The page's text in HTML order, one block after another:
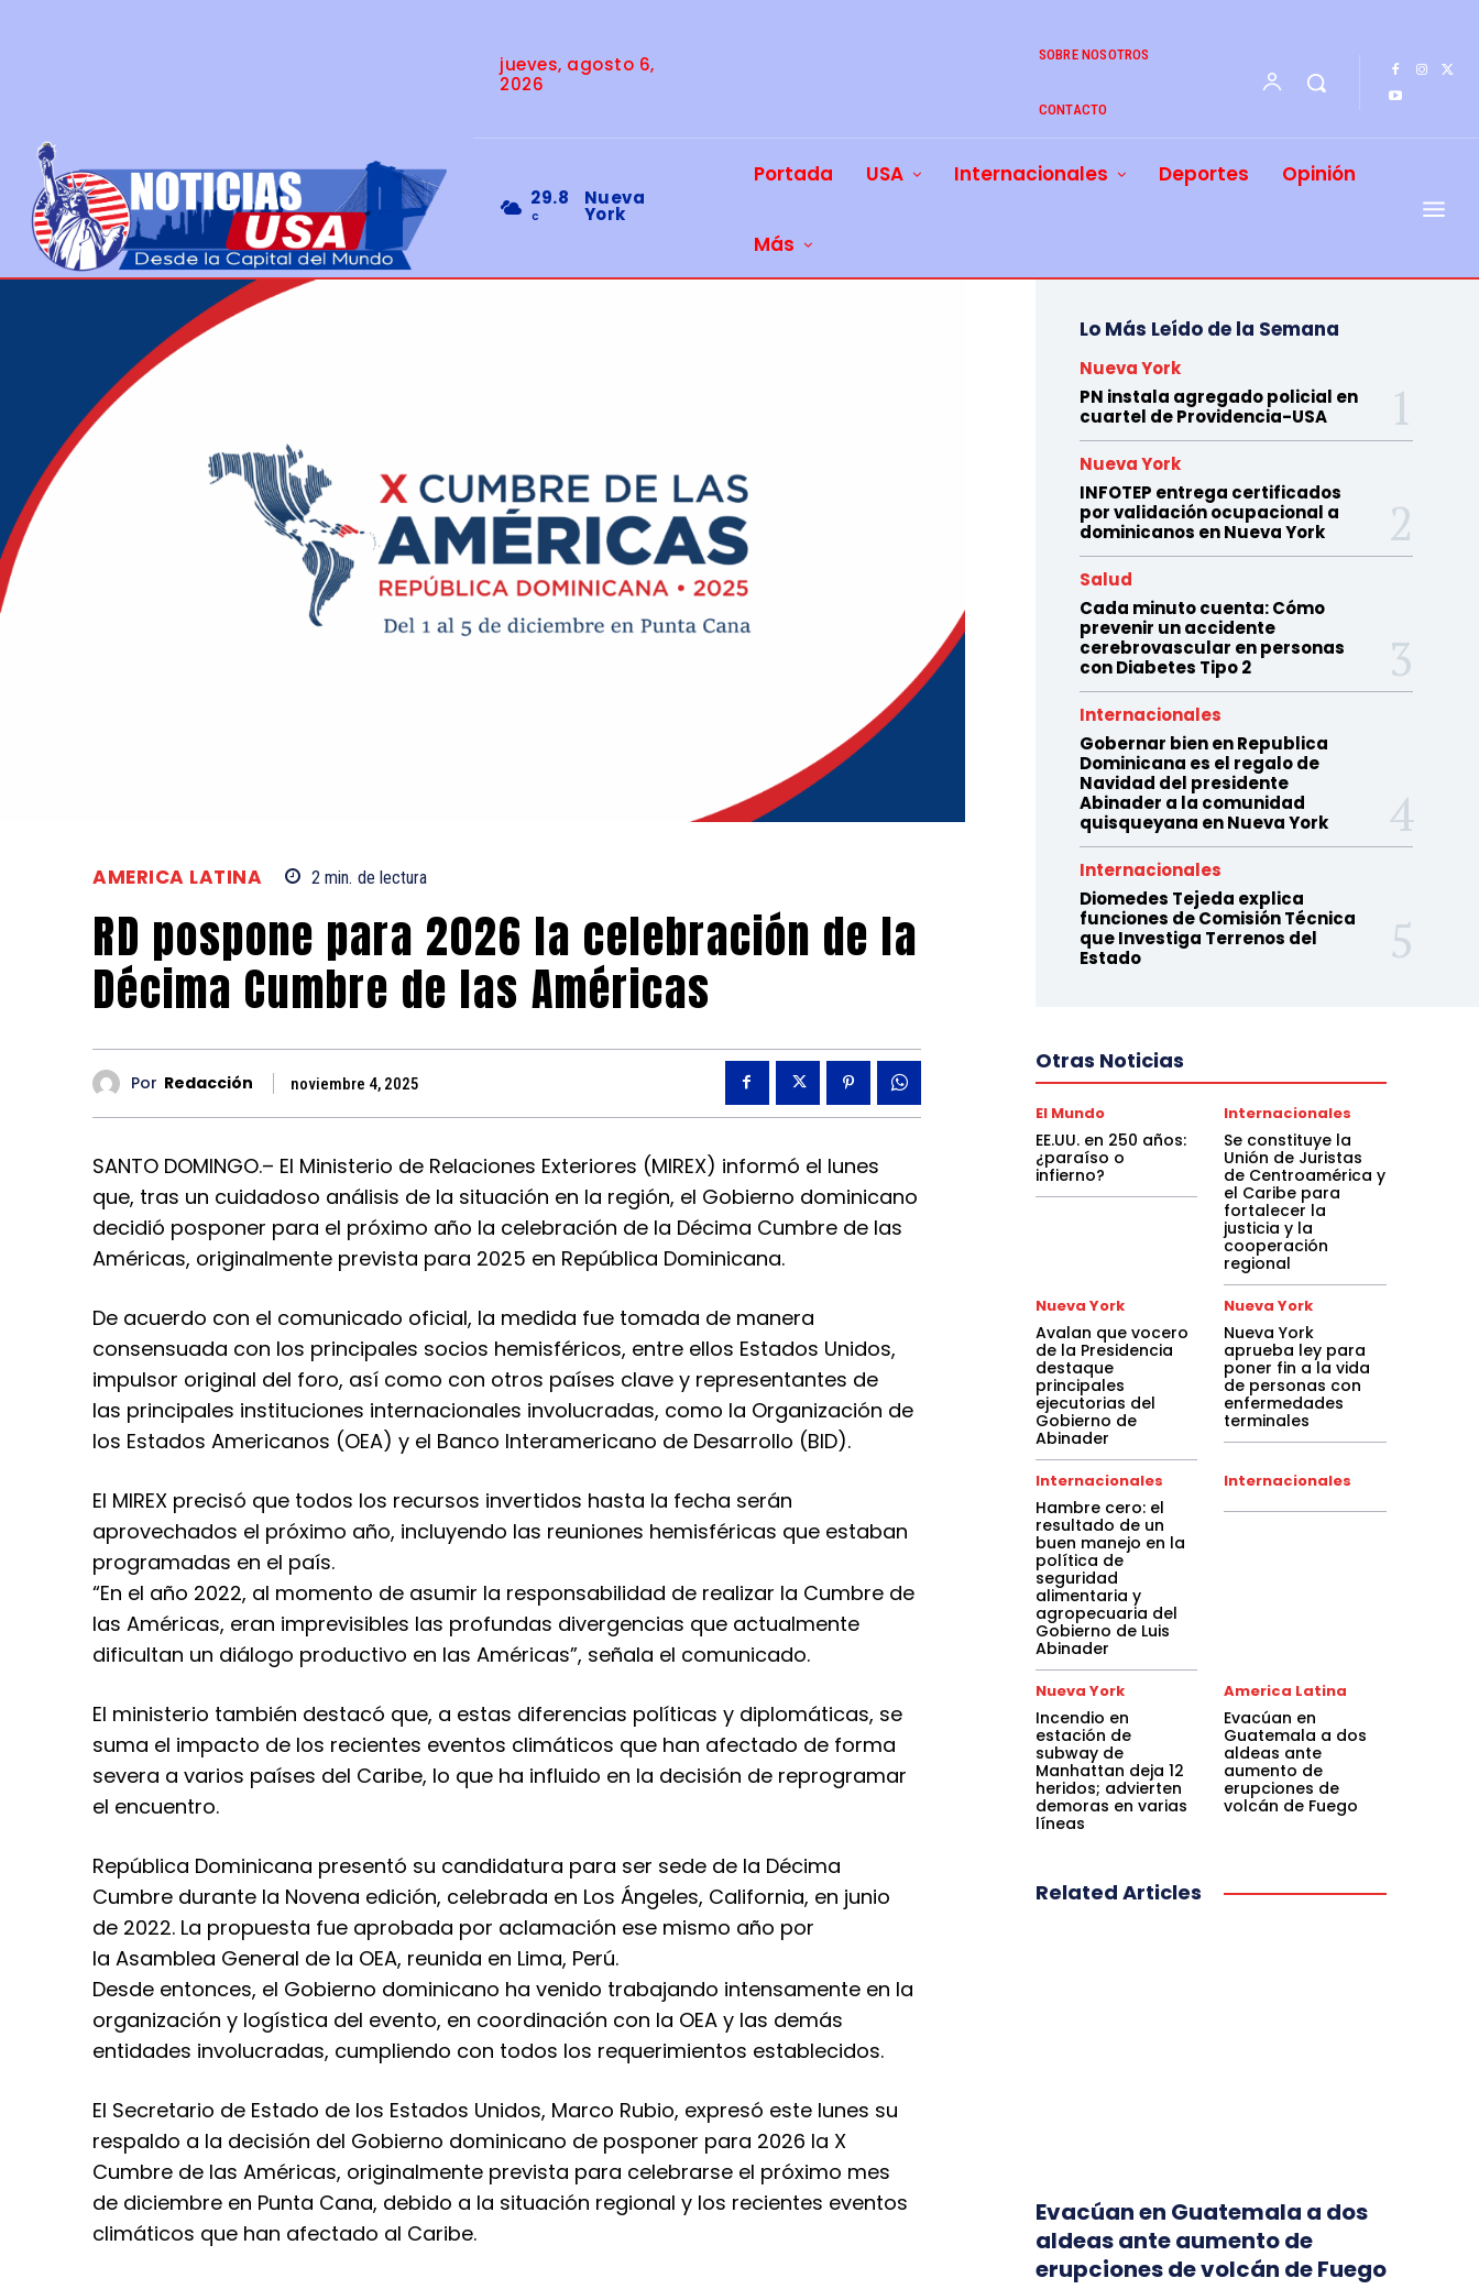
jueves, agosto 6,
2026
SOBRE NOSOTROS
CONTACTO
29.8
C
Nueva
York
Portada USA Internacionales Deportes Opinión
Más
AMERICA LATINA 2 min. de lectura
RD pospone para 2026 la celebración de la
Décima Cumbre de las Américas
Por Redacción noviembre 4, 2025
SANTO DOMINGO.– El Ministerio de Relaciones Exteriores (MIREX) informó el lunes
que, tras un cuidadoso análisis de la situación en la región, el Gobierno dominicano
decidió posponer para el próximo año la celebración de la Décima Cumbre de las
Américas, originalmente prevista para 2025 en República Dominicana.
De acuerdo con el comunicado oficial, la medida fue tomada de manera
consensuada con los principales socios hemisféricos, entre ellos Estados Unidos,
impulsor original del foro, así como con otros países clave y representantes de
las principales instituciones internacionales involucradas, como la Organización de
los Estados Americanos (OEA) y el Banco Interamericano de Desarrollo (BID).
El MIREX precisó que todos los recursos invertidos hasta la fecha serán
aprovechados el próximo año, incluyendo las reuniones hemisféricas que estaban
programadas en el país.
“En el año 2022, al momento de asumir la responsabilidad de realizar la Cumbre de
las Américas, eran imprevisibles las profundas divergencias que actualmente
dificultan un diálogo productivo en las Américas”, señala el comunicado.
El ministerio también destacó que, a estas diferencias políticas y diplomáticas, se
suma el impacto de los recientes eventos climáticos que han afectado de forma
severa a varios países del Caribe, lo que ha influido en la decisión de reprogramar
el encuentro.
República Dominicana presentó su candidatura para ser sede de la Décima
Cumbre durante la Novena edición, celebrada en Los Ángeles, California, en junio
de 2022. La propuesta fue aprobada por aclamación ese mismo año por
la Asamblea General de la OEA, reunida en Lima, Perú.
Desde entonces, el Gobierno dominicano ha venido trabajando intensamente en la
organización y logística del evento, en coordinación con la OEA y las demás
entidades involucradas, cumpliendo con todos los requerimientos establecidos.
El Secretario de Estado de los Estados Unidos, Marco Rubio, expresó este lunes su
respaldo a la decisión del Gobierno dominicano de posponer para 2026 la X
Cumbre de las Américas, originalmente prevista para celebrarse el próximo mes
de diciembre en Punta Cana, debido a la situación regional y los recientes eventos
climáticos que han afectado al Caribe.
Lo Más Leído de la Semana
Nueva York
PN instala agregado policial en
cuartel de Providencia-USA
Nueva York
INFOTEP entrega certificados
por validación ocupacional a
dominicanos en Nueva York
Salud
Cada minuto cuenta: Cómo
prevenir un accidente
cerebrovascular en personas
con Diabetes Tipo 2
Internacionales
Gobernar bien en Republica
Dominicana es el regalo de
Navidad del presidente
Abinader a la comunidad
quisqueyana en Nueva York
Internacionales
Diomedes Tejeda explica
funciones de Comisión Técnica
que Investiga Terrenos del
Estado
Otras Noticias
El Mundo
EE.UU. en 250 años:
¿paraíso o
infierno?
Internacionales
Se constituye la
Unión de Juristas
de Centroamérica y
el Caribe para
fortalecer la
justicia y la
cooperación
regional
Nueva York
Avalan que vocero
de la Presidencia
destaque
principales
ejecutorias del
Gobierno de
Abinader
Nueva York
Nueva York
aprueba ley para
poner fin a la vida
de personas con
enfermedades
terminales
Internacionales
Hambre cero: el
resultado de un
buen manejo en la
política de
seguridad
alimentaria y
agropecuaria del
Gobierno de Luis
Abinader
Internacionales
Nueva York
Incendio en
estación de
subway de
Manhattan deja 12
heridos; advierten
demoras en varias
líneas
America Latina
Evacúan en
Guatemala a dos
aldeas ante
aumento de
erupciones de
volcán de Fuego
Related Articles
Evacúan en Guatemala a dos
aldeas ante aumento de
erupciones de volcán de Fuego